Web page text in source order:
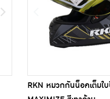
RKN หมวกกันน็อคเต็มใ